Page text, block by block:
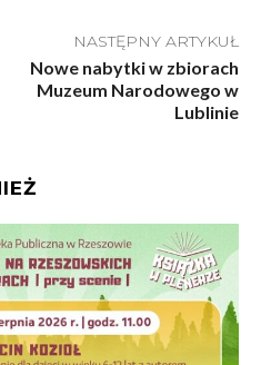
NASTĘPNY ARTYKUŁ
Nowe nabytki w zbiorach
Muzeum Narodowego w
Lublinie